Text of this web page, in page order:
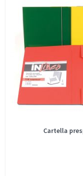
Cartella